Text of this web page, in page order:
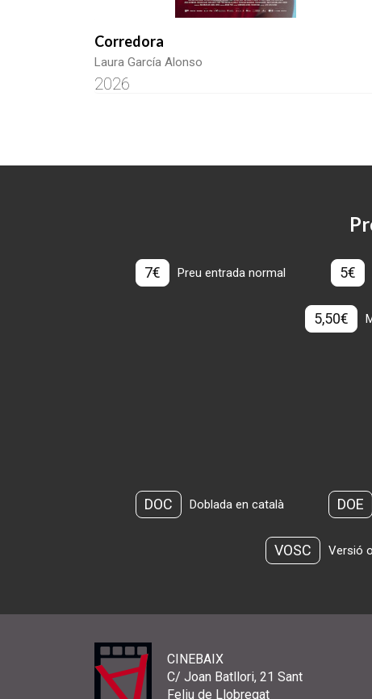
Corredora
Laura García Alonso
2026
7€ Preu entrada normal 5€
5,50€
DOC Doblada en català DOE
VOSC Versió
CINEBAIX
C/ Joan Batllori, 21 Sant
Feliu de Llobregat